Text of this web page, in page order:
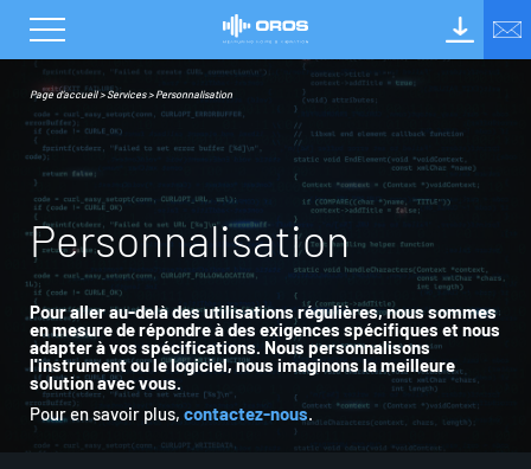
Page d’accueil>Services>Personnalisation
Personnalisation
Pour aller au-delà des utilisations régulières, nous sommes
en mesure de répondre à des exigences spécifiques et nous
adapter à vos spécifications. Nous personnalisons
l'instrument ou le logiciel, nous imaginons la meilleure
solution avec vous.
Pour en savoir plus, contactez-nous.